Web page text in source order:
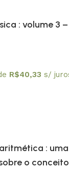
: volume 3 –
R$40,33 s/
:
o